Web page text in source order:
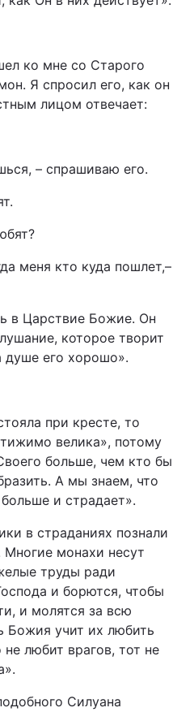
ко мне со Старого
Я спросил его, как он
лицом отвечает:
– спрашиваю его.
меня кто куда пошлет,–
в Царствие Божие. Он
которое творит
душе его хорошо».
при кресте, то
велика», потому
больше, чем кто бы
А мы знаем, что
и страдает».
в страданиях познали
монахи несут
труды ради
и борются, чтобы
и молятся за всю
Божия учит их любить
любит врагов, тот не
Силуана